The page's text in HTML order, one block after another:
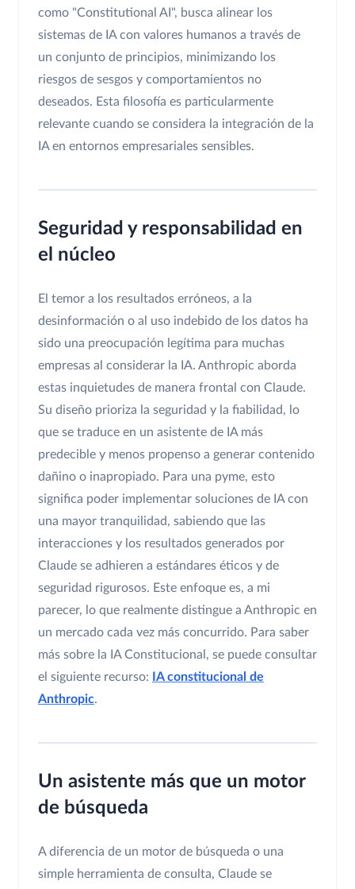
como "Constitutional AI", busca alinear los
sistemas de IA con valores humanos a través de
un conjunto de principios, minimizando los
riesgos de sesgos y comportamientos no
deseados. Esta filosofía es particularmente
relevante cuando se considera la integración de la
IA en entornos empresariales sensibles.
Seguridad y responsabilidad en
el núcleo
El temor a los resultados erróneos, a la
desinformación o al uso indebido de los datos ha
sido una preocupación legítima para muchas
empresas al considerar la IA. Anthropic aborda
estas inquietudes de manera frontal con Claude.
Su diseño prioriza la seguridad y la fiabilidad, lo
que se traduce en un asistente de IA más
predecible y menos propenso a generar contenido
dañino o inapropiado. Para una pyme, esto
significa poder implementar soluciones de IA con
una mayor tranquilidad, sabiendo que las
interacciones y los resultados generados por
Claude se adhieren a estándares éticos y de
seguridad rigurosos. Este enfoque es, a mi
parecer, lo que realmente distingue a Anthropic en
un mercado cada vez más concurrido. Para saber
más sobre la IA Constitucional, se puede consultar
el siguiente recurso:
IA constitucional de
Anthropic.
Un asistente más que un motor
de búsqueda
A diferencia de un motor de búsqueda o una
simple herramienta de consulta, Claude se